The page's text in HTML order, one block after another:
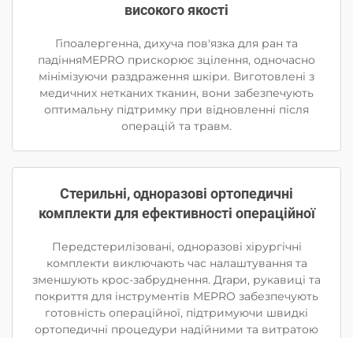
високого якості
Гіпоалергенна, дихуча пов'язка для ран та
падінняMEPRO прискорює зцілення, одночасно
мінімізуючи раздраження шкіри. Виготовлені з
медичних нетканих тканин, вони забезпечують
оптимальну підтримку при відновленні після
операцій та травм.
Стерильні, одноразові ортопедичні
комплекти для ефективності операційної
Передстерилізовані, одноразові хірургічні
комплекти виключають час налаштування та
зменшують крос-забруднення. Дrapи, рукавиці та
покриття для інструментів MEPRO забезпечують
готовність операційної, підтримуючи швидкі
ортопедичні процедури надійними та витратою